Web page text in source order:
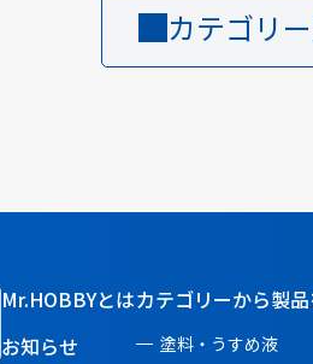
カテゴリ
Mr.HOBBYとは
お知らせ
カテゴリーから製
塗料・うすめ液